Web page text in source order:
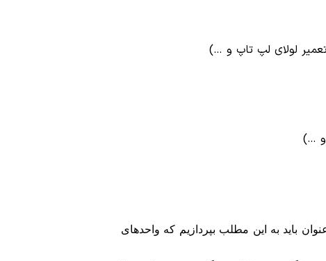
لولای لپ تاپ و …)
و …)
باید به این مطلب بپردازیم که واحدهای